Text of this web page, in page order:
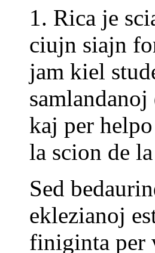
1. Rica je
ciujn siajn
jam kiel
kaj per
la scion de
Sed
eklezianoj
finiginta per